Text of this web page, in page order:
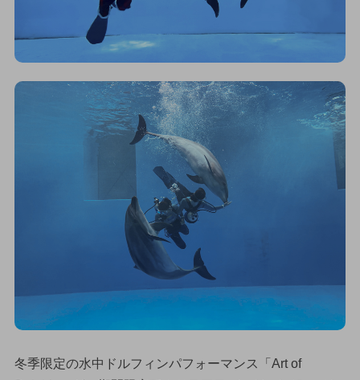
冬季限定の水中ドルフィンパフォーマンス「Art of